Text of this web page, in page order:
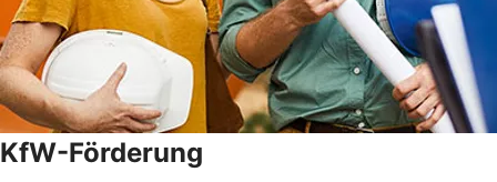
KfW-Förderung